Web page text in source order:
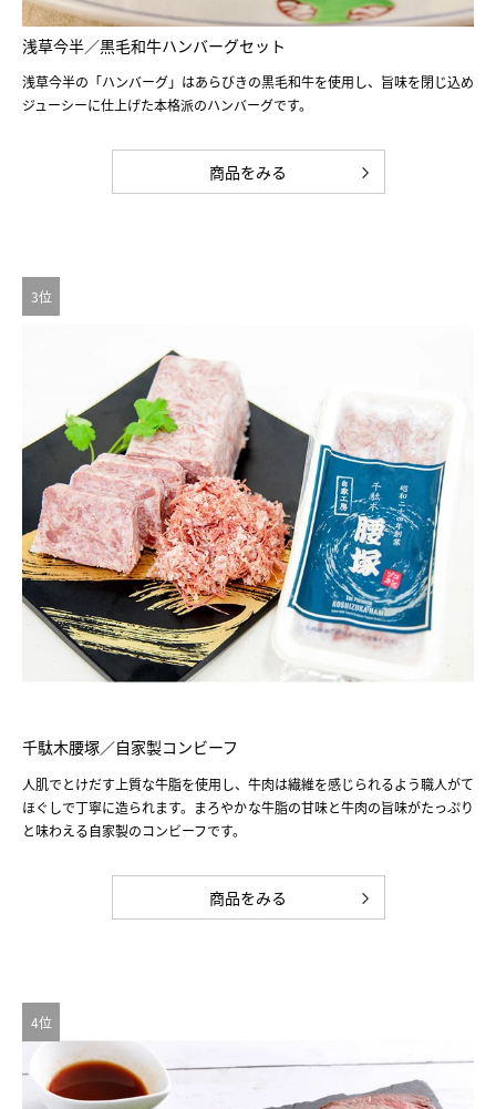
浅草今半／黒毛和牛ハンバーグセット
浅草今半の「ハンバーグ」はあらびきの黒毛和牛を使用し、旨味を閉じ込め
ジューシーに仕上げた本格派のハンバーグです。
商品をみる
3位
千駄木腰塚／自家製コンビーフ
人肌でとけだす上質な牛脂を使用し、牛肉は繊維を感じられるよう職人がて
ほぐしで丁寧に造られます。まろやかな牛脂の甘味と牛肉の旨味がたっぷり
と味わえる自家製のコンビーフです。
商品をみる
4位